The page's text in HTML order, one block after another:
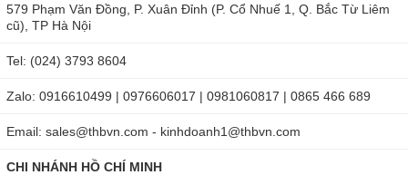
579 Phạm Văn Đồng, P. Xuân Đỉnh (P. Cổ Nhuế 1, Q. Bắc Từ Liêm
cũ), TP Hà Nội
Tel: (024) 3793 8604
Zalo: 0916610499 | 0976606017 | 0981060817 | 0865 466 689
Email: sales@thbvn.com - kinhdoanh1@thbvn.com
CHI NHÁNH HỒ CHÍ MINH